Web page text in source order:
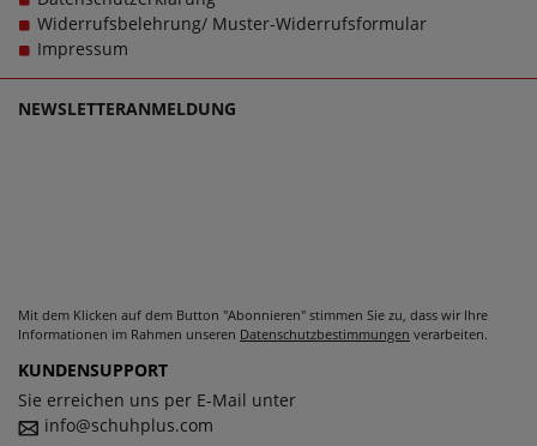
AB1786091AH-A-17 kontaktieren Sie gerne den
Kundensupport, denn es ist unsere Mission, Sie mit
einzigartigen Damenschuhen in großen Größen glücklich
zu machen, denn schließlich sollen große Schuhe von
ambellis für Damen schlichtweg passen und dabei stets zu
Widerrufsbelehrung/ Muster-Widerrufsformular
Impressum
NEWSLETTERANMELDUNG
Mit dem Klicken auf dem Button "Abonnieren" stimmen Sie zu, dass wir Ihre
Informationen im Rahmen unseren Datenschutzbestimmungen verarbeiten.
KUNDENSUPPORT
Sie erreichen uns per E-Mail unter
info@schuhplus.com